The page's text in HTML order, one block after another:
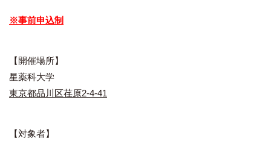
※事前申込制
【開催場所】
星薬科大学
東京都品川区荏原2-4-41
【対象者】